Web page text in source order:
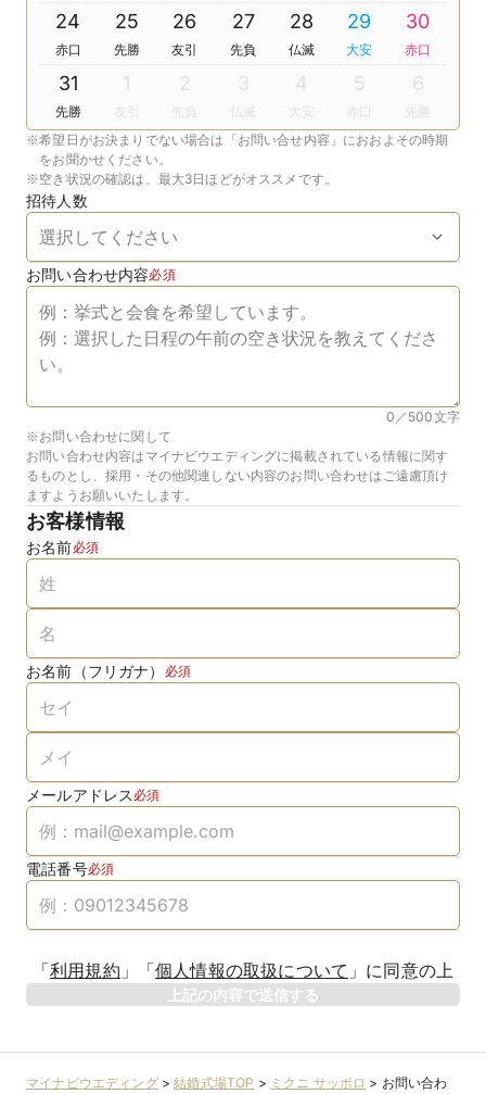
24
赤口
25
先勝
26
友引
27
先負
28
仏滅
29
大安
30
赤口
31
先勝
1
友引
2
先負
3
仏滅
4
大安
5 6
※希望日がお決まりでない場合は「お問い合せ内容」におおよその時期
をお聞かせください。
※空き状況の確認は、最大3日ほどがオススメです。
招待人数
お問い合わせ内容必須
0／500文字
※お問い合わせに関して
お問い合わせ内容はマイナビウエディングに掲載されている情報に関す
るものとし、採用・その他関連しない内容のお問い合わせはご遠慮頂け
ますようお願いいたします。
お客様情報
お名前必須
お名前（フリガナ） 必須
メールアドレス 必須
電話番号必須
「利用規約 」 「個人情報の取扱について 」 に同意の上
上記の内容で送信する
マイナビウエディング>結婚式場TOP > ミクニ サッポロ > お問い合わ